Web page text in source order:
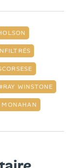
RAY WINSTONE